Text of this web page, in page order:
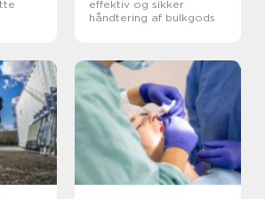
effektiv og sikker
håndtering af bulkgods